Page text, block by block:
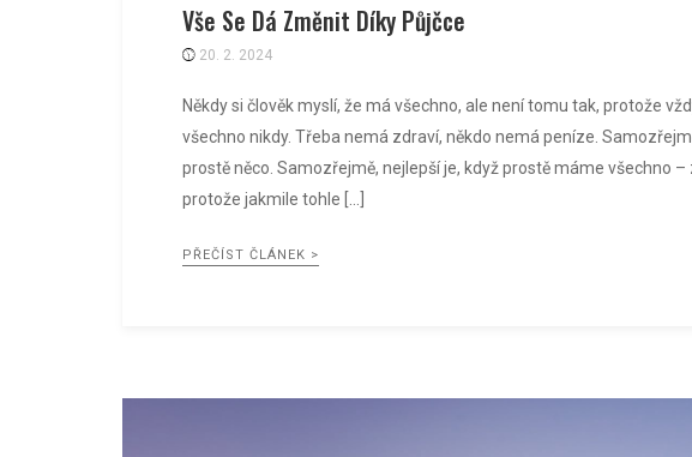
Vše Se Dá Změnit Díky Půjčce
20. 2. 2024
Někdy si člověk myslí, že má všechno, ale není tomu tak, protože
všechno nikdy. Třeba nemá zdraví, někdo nemá peníze.
prostě něco. Samozřejmě, nejlepší je, když prostě máme všechno
protože jakmile tohle […]
PŘEČÍST ČLÁNEK >